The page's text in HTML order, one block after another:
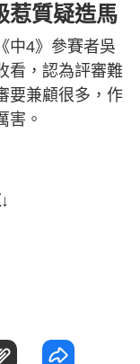
惹質疑造馬
中4》參賽者吳
看，認為評審難
要兼顧很多，作
害。